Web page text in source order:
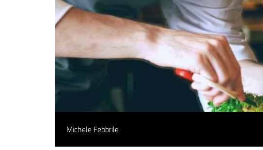
Michele Febbrile